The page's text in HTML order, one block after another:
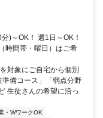
)～OK！ 週1日～OK！
時間帯・曜日）はご希
対象にご自宅から個別
備コース」「弱点分野
生徒さんの希望に沿っ
・WワークOK